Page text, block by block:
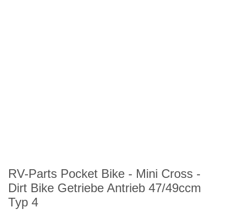
RV-Parts Pocket Bike - Mini Cross -
Dirt Bike Getriebe Antrieb 47/49ccm
Typ 4